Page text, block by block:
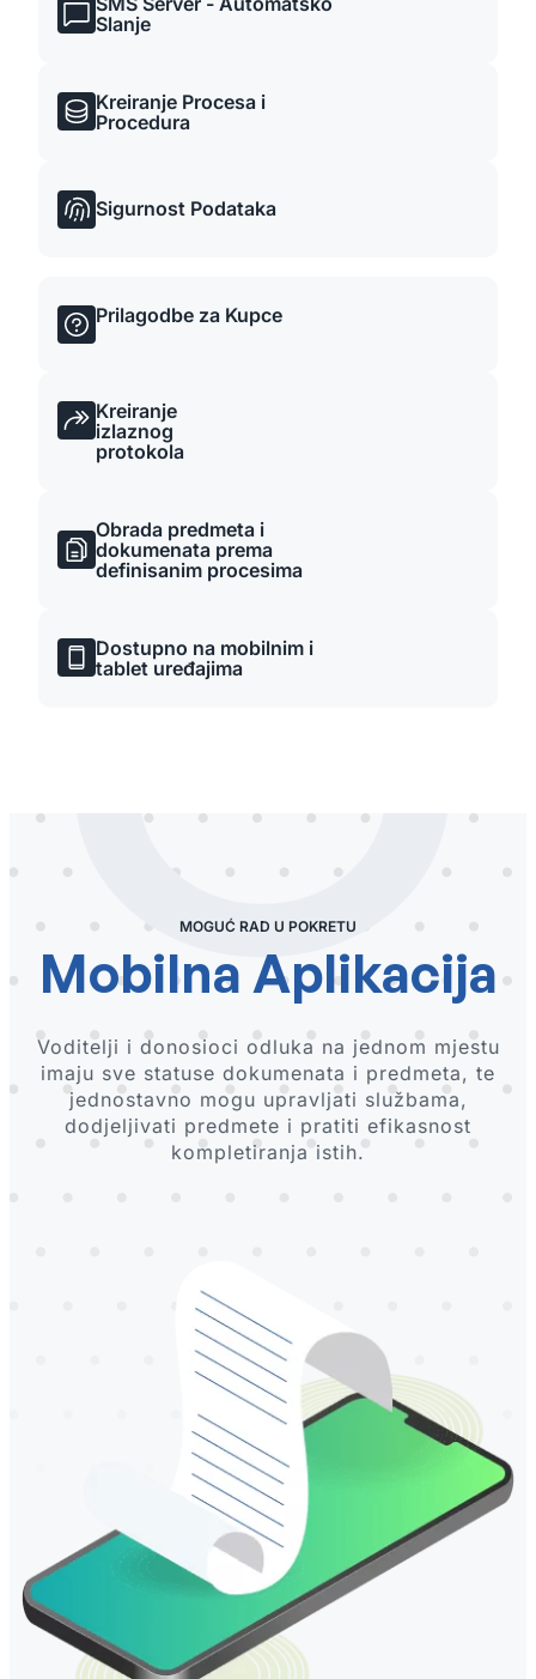
Slanje
Kreiranje Procesa i
Procedura
Sigurnost Podataka
Prilagodbe za Kupce
Kreiranje
izlaznog
protokola
Obrada predmeta i
dokumenata prema
definisanim procesima
Dostupno na mobilnim i
tablet uređajima
MOGUĆ RAD U POKRETU
Mobilna Aplikacija
Voditelji i donosioci odluka na jednom mjestu
imaju sve statuse dokumenata i predmeta, te
jednostavno mogu upravljati službama,
dodjeljivati predmete i pratiti efikasnost
kompletiranja istih.